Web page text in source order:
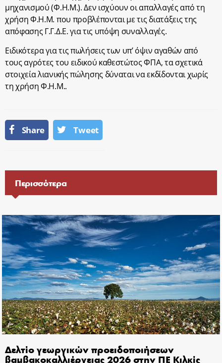
μηχανισμού (Φ.Η.Μ.). Δεν ισχύουν οι απαλλαγές από τη
χρήση Φ.Η.Μ. που προβλέπονται με τις διατάξεις της
απόφασης Γ.Γ.Δ.Ε. για τις υπόψη συναλλαγές.
Ειδικότερα για τις πωλήσεις των υπ’ όψιν αγαθών από
τους αγρότες του ειδικού καθεστώτος ΦΠΑ, τα σχετικά
στοιχεία λιανικής πώλησης δύναται να εκδίδονται χωρίς
τη χρήση Φ.Η.Μ..
Share Tweet
Περισσότερα
Δελτίο γεωργικών προειδοποιήσεων
βαμβακοκαλλιέργειας 2026 στην ΠΕ Κιλκίς